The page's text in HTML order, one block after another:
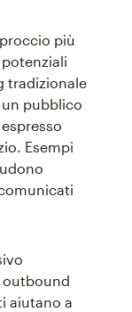
più
tradizionale
pubblico
Esempi
outbound
aiutano a